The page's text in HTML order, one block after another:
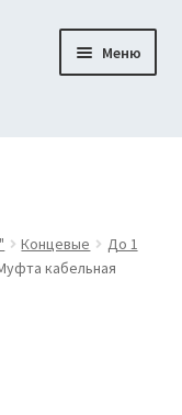
Меню
Концевые
До 1
кабельная